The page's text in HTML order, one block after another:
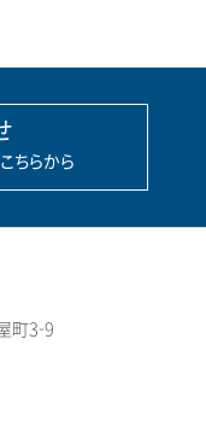
ちらから
町3-9